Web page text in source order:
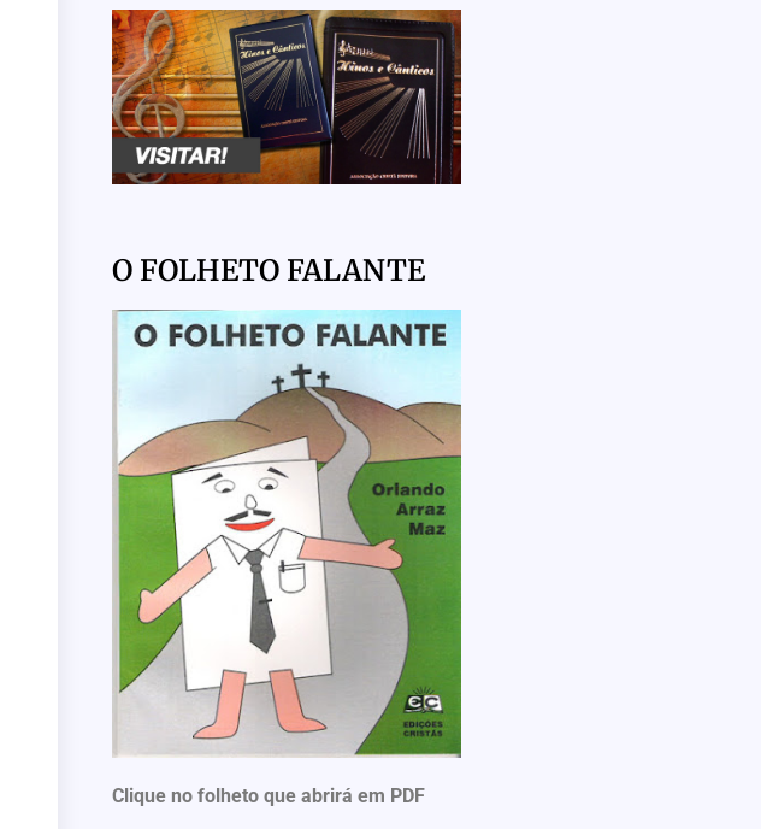
O FOLHETO FALANTE
Clique no folheto que abrirá em PDF